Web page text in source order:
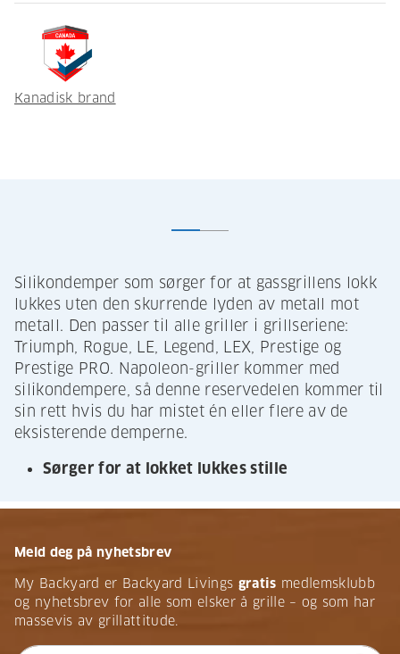
Kanadisk brand
Silikondemper som sørger for at gassgrillens lokk
lukkes uten den skurrende lyden av metall mot
metall. Den passer til alle griller i grillseriene:
Triumph, Rogue, LE, Legend, LEX, Prestige og
Prestige PRO. Napoleon-griller kommer med
silikondempere, så denne reservedelen kommer til
sin rett hvis du har mistet én eller flere av de
eksisterende demperne.
Sørger for at lokket lukkes stille
Meld deg på nyhetsbrev
My Backyard er Backyard Livings gratis medlemsklubb
og nyhetsbrev for alle som elsker å grille – og som har
massevis av grillattitude.